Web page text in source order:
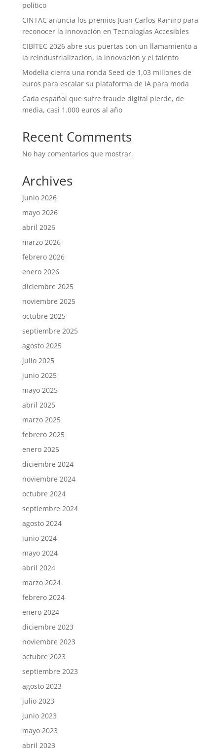
político
CINTAC anuncia los premios Juan Carlos Ramiro para
reconocer la innovación en Tecnologías Accesibles
CIBITEC 2026 abre sus puertas con un llamamiento a
la reindustrialización, la innovación y el talento
Modelia cierra una ronda Seed de 1,03 millones de
euros para escalar su plataforma de IA para moda
Cada español que sufre fraude digital pierde, de
media, casi 1.000 euros al año
Recent Comments
No hay comentarios que mostrar.
Archives
junio 2026
mayo 2026
abril 2026
marzo 2026
febrero 2026
enero 2026
diciembre 2025
noviembre 2025
octubre 2025
septiembre 2025
agosto 2025
julio 2025
junio 2025
mayo 2025
abril 2025
marzo 2025
febrero 2025
enero 2025
diciembre 2024
noviembre 2024
octubre 2024
septiembre 2024
agosto 2024
junio 2024
mayo 2024
abril 2024
marzo 2024
febrero 2024
enero 2024
diciembre 2023
noviembre 2023
octubre 2023
septiembre 2023
agosto 2023
julio 2023
junio 2023
mayo 2023
abril 2023